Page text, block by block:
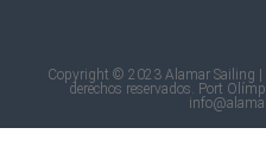
Copyright © 2023 Alamar Sailing |
derechos reservados. Port